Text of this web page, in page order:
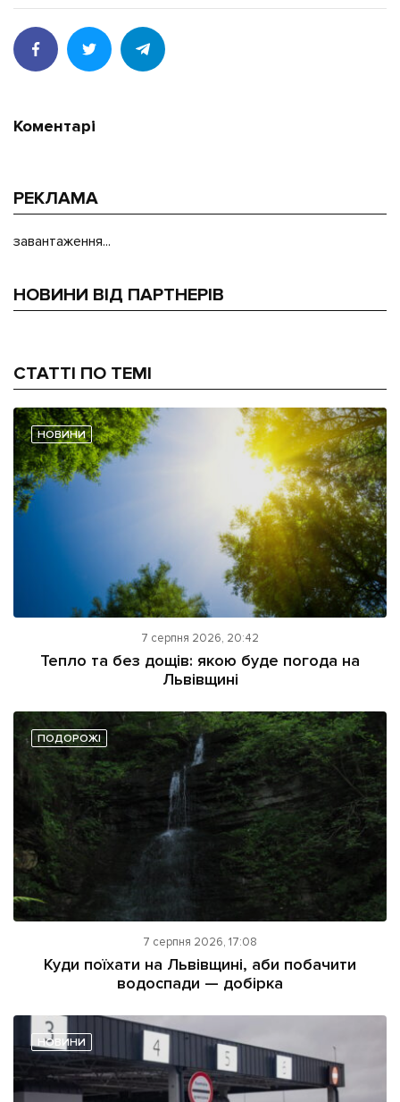
Коментарі
РЕКЛАМА
завантаження...
НОВИНИ ВІД ПАРТНЕРІВ
СТАТТІ ПО ТЕМІ
НОВИНИ
7 серпня 2026, 20:42
Тепло та без дощів: якою буде погода на
Львівщині
ПОДОРОЖІ
7 серпня 2026, 17:08
Куди поїхати на Львівщині, аби побачити
водоспади — добірка
НОВИНИ